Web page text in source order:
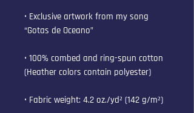
• Exclusive artwork from my song
“Gotas de Oceano”
• 100% combed and ring-spun cotton
(Heather colors contain polyester)
• Fabric weight: 4.2 oz./yd² (142 g/m²)